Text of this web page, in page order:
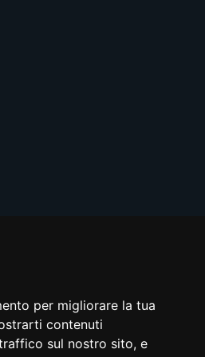
per migliorare la tua
contenuti
sul nostro sito, e